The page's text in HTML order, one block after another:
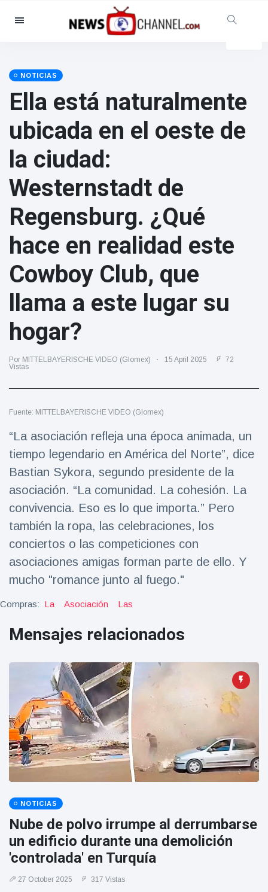
Categorías
Social y Diversión
Cine y TV
(81)
Celebridades
(13938)
Moda y Belleza
(122)
Comida y bebida
(79)
Juegos
(160)
entretenimiento
Salud y forma física
(73)
Viajes y Aventura
(77)
Últimas noticias
in English |
9000 Vistas
Halloween -
31 de
8 May
7432
Vistas
Großmutter
feiert ihren
99.
Geburtstag
und tanzt
zu
Mariachi-
Vistas
NOTICIAS
Ella está naturalmente
ubicada en el oeste de
la ciudad:
Westernstadt de
Regensburg. ¿Qué
hace en realidad este
Cowboy Club, que
llama a este lugar su
hogar?
Por MITTELBAYERISCHE VIDEO (Glomex) 15 April 2025
72
Vistas
Fuente: MITTELBAYERISCHE VIDEO (Glomex)
“La asociación refleja una época animada, un
tiempo legendario en América del Norte”, dice
Bastian Sykora, segundo presidente de la
asociación. “La comunidad. La cohesión. La
convivencia. Eso es lo que importa.” Pero
también la ropa, las celebraciones, los
conciertos o las competiciones con
asociaciones amigas forman parte de ello. Y
mucho "romance junto al fuego."
Compras: La Asociación Las
Mensajes relacionados
NOTICIAS
Nube de polvo irrumpe al derrumbarse
un edificio durante una demolición
'controlada' en Turquía
27 October 2025 317 Vistas